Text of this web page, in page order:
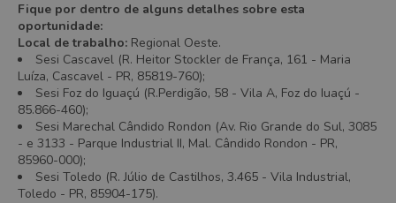
Fique por dentro de alguns detalhes sobre esta
oportunidade:
Local de trabalho: Regional Oeste.
Sesi Cascavel (R. Heitor Stockler de França, 161 - Maria
Luíza, Cascavel - PR, 85819-760);
Sesi Foz do Iguaçú (R.Perdigão, 58 - Vila A, Foz do Iuaçú -
85.866-460);
Sesi Marechal Cândido Rondon (Av. Rio Grande do Sul, 3085
- e 3133 - Parque Industrial II, Mal. Cândido Rondon - PR,
85960-000);
Sesi Toledo (R. Júlio de Castilhos, 3.465 - Vila Industrial,
Toledo - PR, 85904-175).